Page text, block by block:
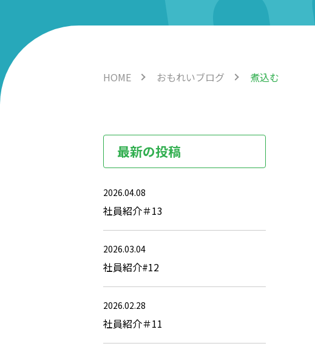
HOME おもれいブログ 煮込む
最新の投稿
2026.04.08
社員紹介＃13
2026.03.04
社員紹介#12
2026.02.28
社員紹介＃11